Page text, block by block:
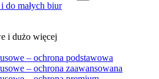
do małych biur
i dużo więcej
– ochrona podstawowa
– ochrona zaawansowana